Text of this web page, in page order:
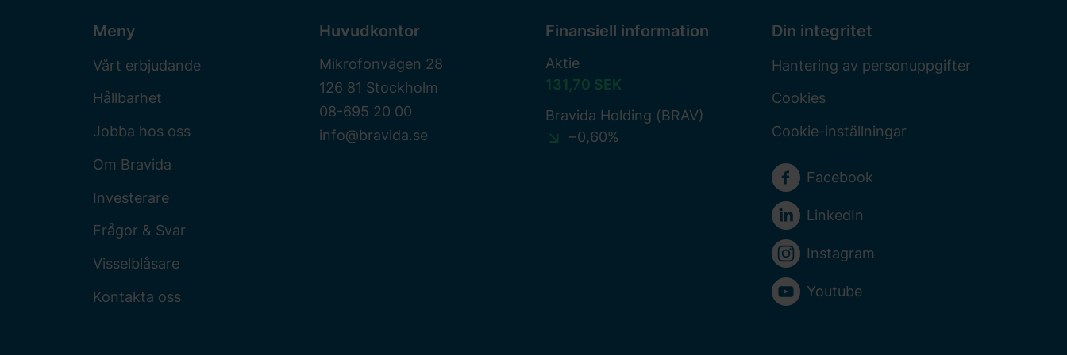
Meny
Vårt erbjudande
Hållbarhet
Jobba hos oss
Om Bravida
Investerare
Frågor & Svar
Visselblåsare
Kontakta oss
Huvudkontor
Mikrofonvägen 28
126 81 Stockholm
08-695 20 00
info@bravida.se
Finansiell information
Aktie
131,70 SEK
Bravida Holding (BRAV)
−0,60%
Din integritet
Hantering av personuppgifter
Cookies
Cookie-inställningar
Sociala medier
Facebook
LinkedIn
Instagram
Youtube